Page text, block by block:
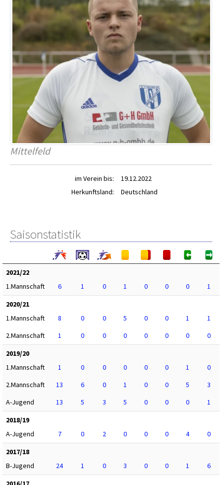
Mittelfeld
im Verein bis:
19.12.2022
Herkunftsland:
Deutschland
Saisonstatistik
2021/22
1.Mannschaft
6 1 0 1 0 0 0
1
2020/21
1.Mannschaft
8 0 0 5 0 0 1
1
2.Mannschaft
1 0 0 0 0 0 0
0
2019/20
1.Mannschaft
1 0 0 0 0 0 1
0
2.Mannschaft
13 6 0 1 0 0 5
3
A-Jugend
13 5 3 5 0 0 0
1
2018/19
A-Jugend
7 0 2 0 0 0 4
0
2017/18
B-Jugend
24 1 0 3 0 0 1
6